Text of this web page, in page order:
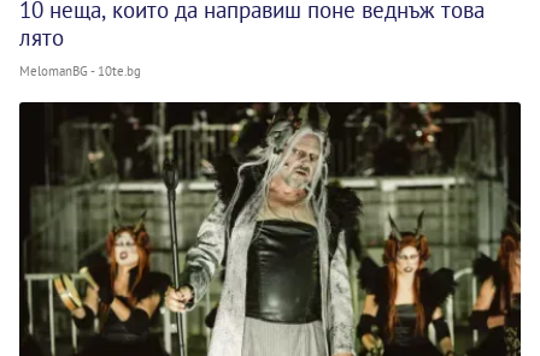
10 неща, които да направиш поне веднъж това
лято
MelomanBG - 10te.bg